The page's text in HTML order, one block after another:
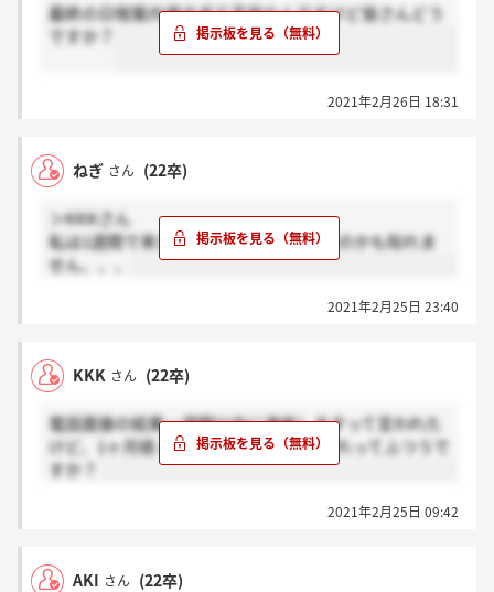
最終の日程案内遅すぎて不安なんですけど皆さんどう
ですか？
2021年2月26日 18:31
ねぎ さん (22卒)
＞KKKさん
私は1週間で来たので人によって異なるのかも知れま
せん、、、
2021年2月25日 23:40
KKK さん (22卒)
電話面接の結果一週間以内に連絡しますって言われた
けど、1ヶ月経っても連絡来ません。これってふつうで
すか？
2021年2月25日 09:42
AKI さん (22卒)